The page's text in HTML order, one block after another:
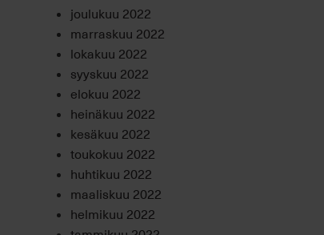
joulukuu 2022
marraskuu 2022
lokakuu 2022
syyskuu 2022
elokuu 2022
heinäkuu 2022
kesäkuu 2022
toukokuu 2022
huhtikuu 2022
maaliskuu 2022
helmikuu 2022